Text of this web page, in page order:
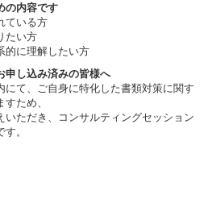
の内容です
ている方
たい方
的に理解したい方
し込み済みの皆様へ
にて、ご自身に特化した書類対策に関す
ため、
いただき、コンサルティングセッション
。